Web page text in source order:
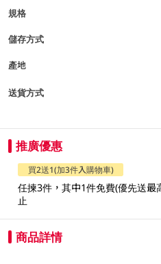
規格
儲存方式
產地
送貨方式
推廣優惠
買2送1(加3件入購物車)
任揀3件，其中1件免費(優先送最
止
商品詳情